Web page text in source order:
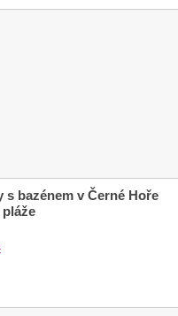
s bazénem v Černé Hoře